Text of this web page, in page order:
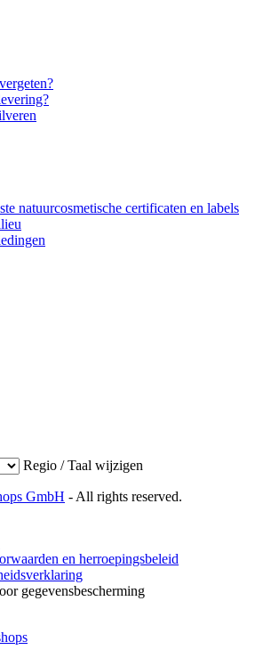
natuurcosmetische certificaten en labels
Regio / Taal wijzigen
GmbH - All rights reserved.
en herroepingsbeleid
gegevensbescherming